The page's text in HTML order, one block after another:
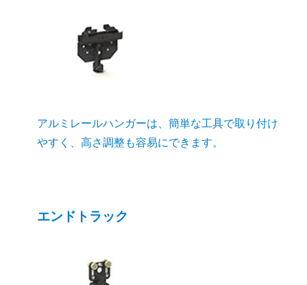
アルミレールハンガーは、簡単な工具で取り付け
やすく、高さ調整も容易にできます。
エンドトラック